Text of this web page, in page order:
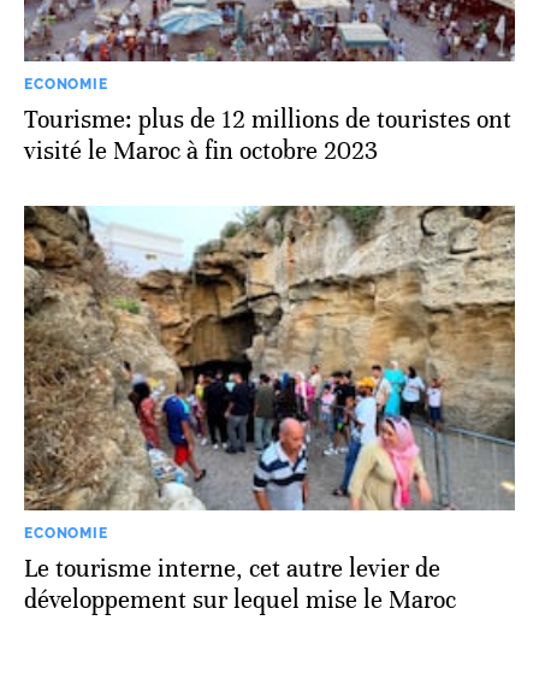
ECONOMIE
Tourisme: plus de 12 millions de touristes ont
visité le Maroc à fin octobre 2023
ECONOMIE
Le tourisme interne, cet autre levier de
développement sur lequel mise le Maroc